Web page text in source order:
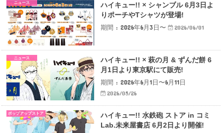
ニュース
ハイキュー!! × シャンブル 6月3日よ
りポーチやTシャツが登場!
期間 : 2026年6月3日〜
2026/06/01
ニュース
ハイキュー!! × 萩の月 & ずんだ餅 6
月1日より東京駅にて販売!
期間 : 2026年6月1日〜6月11日
2026/05/26
ポップアップストア
ハイキュー!! 水鉄砲 ストア in コミ
Lab.未来屋書店 6月2日より開催!